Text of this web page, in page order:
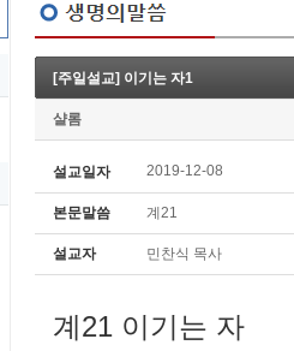
05-26 (고린도전서12) 고전7:23-40 ...
05-20 (고린도전서10) 고전6:1~11 ...
05-20 (고린도전서9) 고전5:1-13 ...
05-18 (고린도전서7) 고전4:1-8 판...
[주일설교] 이기는 자1
샬롬
설교일자 2019-12-08
본문말씀 계21
설교자 민찬식 목사
계21 이기는 자